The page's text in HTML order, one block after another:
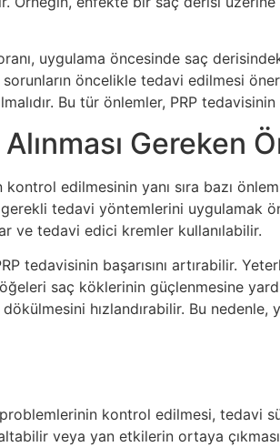
uygulama öncesinde saç
öncelikle tedavi edilmesi
Bu tür önlemler, PRP tedavisinin
Gereken
edilmesinin yanı sıra bazı
tedavi yöntemlerini uygulamak
ve tedavi edici kremler kullanılabilir.
tedavisinin başarısını artırabilir.
saç köklerinin güçlenmesine
hızlandırabilir. Bu
kontrol edilmesi, tedavi
veya yan etkilerin ortaya